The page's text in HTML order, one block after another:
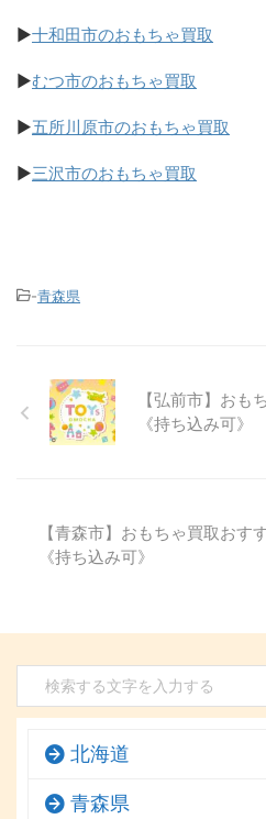
▶十和田市のおもちゃ買取
▶むつ市のおもちゃ買取
▶五所川原市のおもちゃ買取
▶三沢市のおもちゃ買取
-青森県
【弘前市】おも
《持ち込み可》
【青森市】おもちゃ買取おす
《持ち込み可》
北海道
青森県